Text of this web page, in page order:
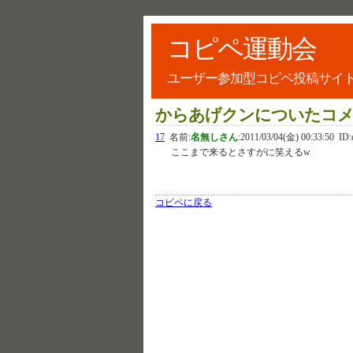
コピペ運動会
ユーザー参加型コピペ投稿サイト
からあげクンについたコ
17 名前:名無しさん:2011/03/04(金) 00:33:50
ここまで来るとさすがに笑えるw
コピペに戻る